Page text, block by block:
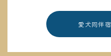
愛犬同伴